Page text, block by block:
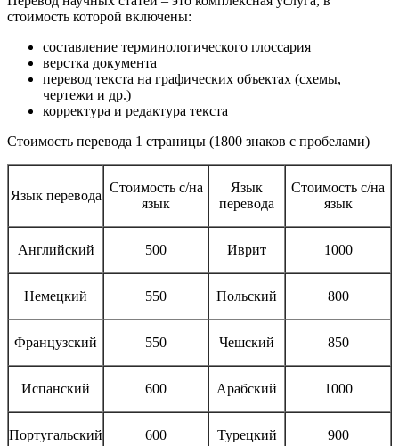
стоимость которой включены:
составление терминологического глоссария
верстка документа
перевод текста на графических объектах (схемы,
чертежи и др.)
корректура и редактура текста
Стоимость перевода 1 страницы (1800 знаков с пробелами)
Язык перевода
Стоимость с/на
язык
Язык
перевода
Стоимость с/на
язык
Английский 500 Иврит 1000
Немецкий 550 Польский 800
Французский 550 Чешский 850
Испанский 600 Арабский 1000
Португальский 600 Турецкий 900